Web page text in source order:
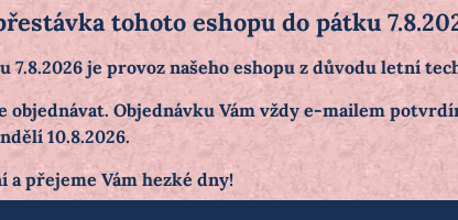
tohoto eshopu do pátku
7.8.2026 je provoz našeho eshopu z důvodu letní
objednávat. Objednávku Vám vždy e-mailem
10.8.2026.
a přejeme Vám hezké dny!